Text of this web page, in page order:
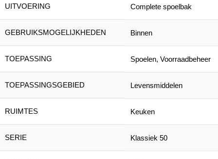
UITVOERING Complete spoelbak
GEBRUIKSMOGELIJKHEDEN Binnen
TOEPASSING Spoelen, Voorraadbeheer
TOEPASSINGSGEBIED Levensmiddelen
RUIMTES Keuken
SERIE Klassiek 50